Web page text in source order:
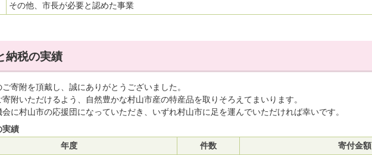
その他、市長が必要と認めた事業
納税の実績
寄附を頂戴し、誠にありがとうございました。
附いただけるよう、自然豊かな村山市産の特産品を取りそろえてまいります。
会に村山市の応援団になっていただき、いずれ村山市に足を運んでいただければ幸いです。
実績
年度 件数
寄付金額